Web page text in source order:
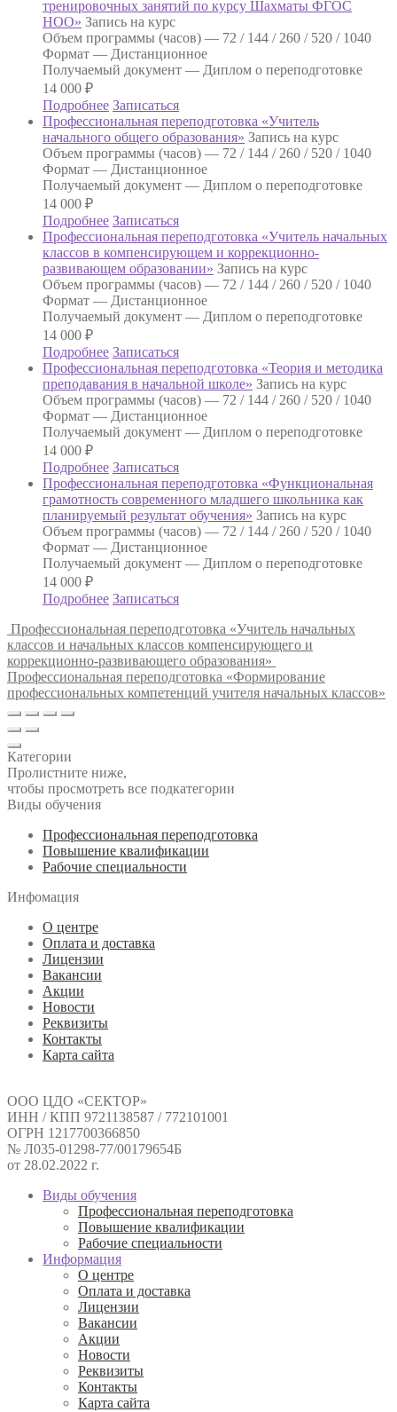
тренировочных занятий по курсу Шахматы ФГОС
НОО» Запись на курс
Объем программы (часов) — 72 / 144 / 260 / 520 / 1040
Формат — Дистанционное
Получаемый документ — Диплом о переподготовке
14 000 ₽
Подробнее Записаться
Профессиональная переподготовка «Учитель
начального общего образования» Запись на курс
Объем программы (часов) — 72 / 144 / 260 / 520 / 1040
Формат — Дистанционное
Получаемый документ — Диплом о переподготовке
14 000 ₽
Подробнее Записаться
Профессиональная переподготовка «Учитель начальных
классов в компенсирующем и коррекционно-
развивающем образовании» Запись на курс
Объем программы (часов) — 72 / 144 / 260 / 520 / 1040
Формат — Дистанционное
Получаемый документ — Диплом о переподготовке
14 000 ₽
Подробнее Записаться
Профессиональная переподготовка «Теория и методика
преподавания в начальной школе» Запись на курс
Объем программы (часов) — 72 / 144 / 260 / 520 / 1040
Формат — Дистанционное
Получаемый документ — Диплом о переподготовке
14 000 ₽
Подробнее Записаться
Профессиональная переподготовка «Функциональная
грамотность современного младшего школьника как
планируемый результат обучения» Запись на курс
Объем программы (часов) — 72 / 144 / 260 / 520 / 1040
Формат — Дистанционное
Получаемый документ — Диплом о переподготовке
14 000 ₽
Подробнее Записаться
Профессиональная переподготовка «Учитель начальных
классов и начальных классов компенсирующего и
коррекционно-развивающего образования»
Профессиональная переподготовка «Формирование
профессиональных компетенций учителя начальных классов»
Категории
Пролистните ниже,
чтобы просмотреть все подкатегории
Виды обучения
Профессиональная переподготовка
Повышение квалификации
Рабочие специальности
Инфомация
О центре
Оплата и доставка
Лицензии
Вакансии
Акции
Новости
Реквизиты
Контакты
Карта сайта
ООО ЦДО «СЕКТОР»
ИНН / КПП 9721138587 / 772101001
ОГРН 1217700366850
№ Л035-01298-77/00179654Б
от 28.02.2022 г.
Виды обучения
Профессиональная переподготовка
Повышение квалификации
Рабочие специальности
Информация
О центре
Оплата и доставка
Лицензии
Вакансии
Акции
Новости
Реквизиты
Контакты
Карта сайта